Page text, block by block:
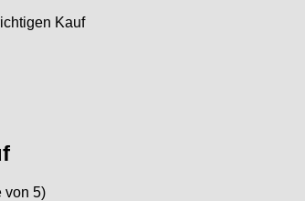
Kauf
von 5)